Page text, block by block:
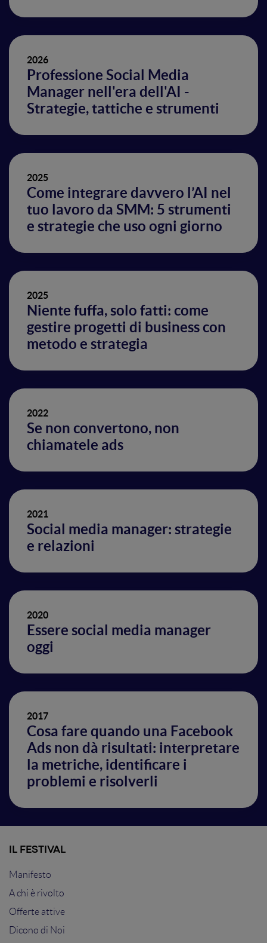
2026
Professione Social Media
Manager nell'era dell'AI -
Strategie, tattiche e strumenti
2025
Come integrare davvero l’AI nel
tuo lavoro da SMM: 5 strumenti
e strategie che uso ogni giorno
2025
Niente fuffa, solo fatti: come
gestire progetti di business con
metodo e strategia
2022
Se non convertono, non
chiamatele ads
2021
Social media manager: strategie
e relazioni
2020
Essere social media manager
oggi
2017
Cosa fare quando una Facebook
Ads non dà risultati: interpretare
la metriche, identificare i
problemi e risolverli
IL FESTIVAL
Manifesto
A chi è rivolto
Offerte attive
Dicono di Noi